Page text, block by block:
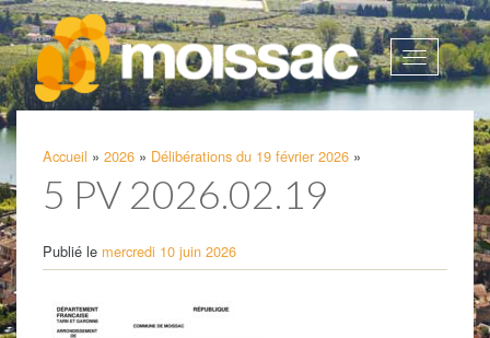
Afficher
la
Accueil » 2026 » Délibérations du 19 février 2026 »
5 PV 2026.02.19
Publié le mercredi 10 juin 2026